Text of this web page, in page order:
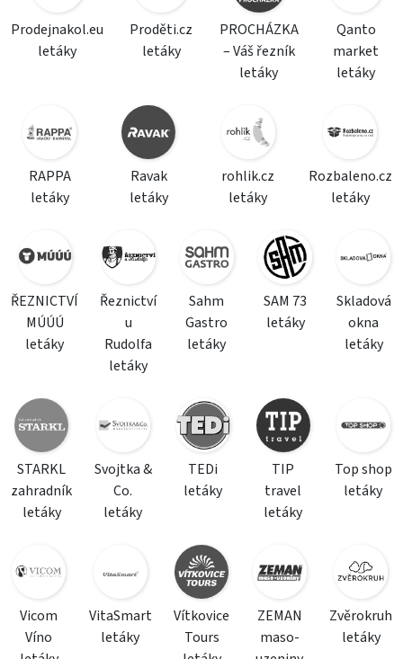
Prodejnakol.eu
letáky
Proděti.cz
letáky
PROCHÁZKA
– Váš řezník
letáky
Qanto
market
letáky
RAPPA
letáky
Ravak
letáky
rohlik.cz
letáky
Rozbaleno.cz
letáky
ŘEZNICTVÍ
MÚÚÚ
letáky
Řeznictví
u
Rudolfa
letáky
Sahm
Gastro
letáky
SAM 73
letáky
Skladová
okna
letáky
STARKL
zahradník
letáky
Svojtka &
Co.
letáky
TEDi
letáky
TIP
travel
letáky
Top shop
letáky
Vicom
Víno
VitaSmart
letáky
Vítkovice
Tours
ZEMAN
maso-
Zvěrokruh
letáky